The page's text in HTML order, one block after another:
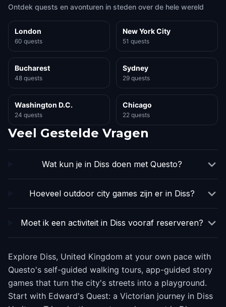
Ontdek quests en avonturen in steden over de hele wereld
London
60 quests
New York City
51 quests
Bucharest
48 quests
Sydney
29 quests
Washington D.C.
24 quests
Chicago
22 quests
Veel Gestelde Vragen
Wat kun je in Diss doen met Questo?
Hoeveel outdoor city games zijn er in Diss?
Moet ik een activiteit in Diss vooraf reserveren?
Explore Diss, United Kingdom at your own pace with
Questo's self-guided walking tours, app-guided story
games that turn the city's streets into a playground.
Start with Edward's Quest: a Victorian journey in Diss